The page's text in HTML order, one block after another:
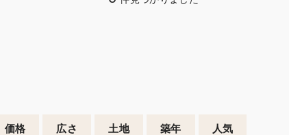
価格 広さ 土地 築年 人気